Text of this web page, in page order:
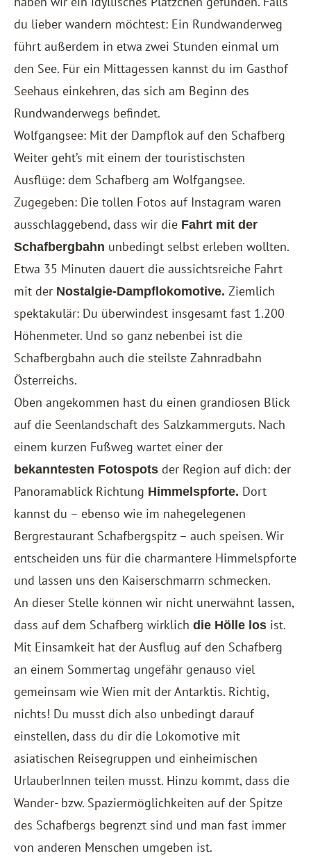
du lieber wandern möchtest: Ein Rundwanderweg
führt außerdem in etwa zwei Stunden einmal um
den See. Für ein Mittagessen kannst du im Gasthof
Seehaus einkehren, das sich am Beginn des
Rundwanderwegs befindet.
Wolfgangsee: Mit der Dampflok auf den Schafberg
Weiter geht’s mit einem der touristischsten
Ausflüge: dem Schafberg am Wolfgangsee.
Zugegeben: Die tollen Fotos auf Instagram waren
ausschlaggebend, dass wir die Fahrt mit der
Schafbergbahn unbedingt selbst erleben wollten.
Etwa 35 Minuten dauert die aussichtsreiche Fahrt
mit der Nostalgie-Dampflokomotive. Ziemlich
spektakulär: Du überwindest insgesamt fast 1.200
Höhenmeter. Und so ganz nebenbei ist die
Schafbergbahn auch die steilste Zahnradbahn
Österreichs.
Oben angekommen hast du einen grandiosen Blick
auf die Seenlandschaft des Salzkammerguts. Nach
einem kurzen Fußweg wartet einer der
bekanntesten Fotospots der Region auf dich: der
Panoramablick Richtung Himmelspforte. Dort
kannst du – ebenso wie im nahegelegenen
Bergrestaurant Schafbergspitz – auch speisen. Wir
entscheiden uns für die charmantere Himmelspforte
und lassen uns den Kaiserschmarrn schmecken.
An dieser Stelle können wir nicht unerwähnt lassen,
dass auf dem Schafberg wirklich die Hölle los ist.
Mit Einsamkeit hat der Ausflug auf den Schafberg
an einem Sommertag ungefähr genauso viel
gemeinsam wie Wien mit der Antarktis. Richtig,
nichts! Du musst dich also unbedingt darauf
einstellen, dass du dir die Lokomotive mit
asiatischen Reisegruppen und einheimischen
UrlauberInnen teilen musst. Hinzu kommt, dass die
Wander- bzw. Spaziermöglichkeiten auf der Spitze
des Schafbergs begrenzt sind und man fast immer
von anderen Menschen umgeben ist.